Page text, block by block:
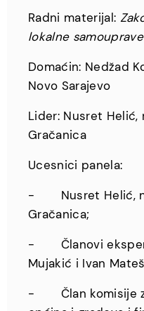
Radni materijal:
lokalne samouprave
Domaćin: Nedžad
Novo Sarajevo
Lider: Nusret
Gračanica
Ucesnici panela:
- Nusret Helić,
Gračanica;
- Članovi
Mujakić i Ivan
- Član komisije